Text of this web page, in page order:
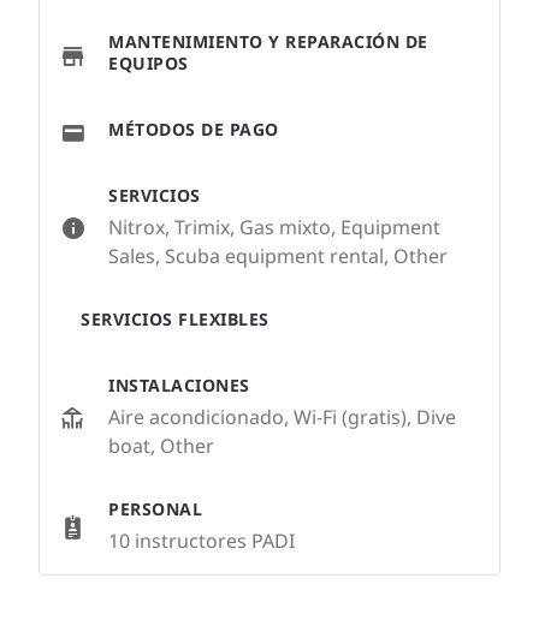
SERVICIOS
Nitrox, Trimix, Gas mixto, Equipment
Sales, Scuba equipment rental, Other
SERVICIOS FLEXIBLES
INSTALACIONES
Aire acondicionado, Wi-Fi (gratis), Dive
boat, Other
PERSONAL
10 instructores PADI
MANTENIMIENTO Y REPARACIÓN DE
EQUIPOS
MÉTODOS DE PAGO